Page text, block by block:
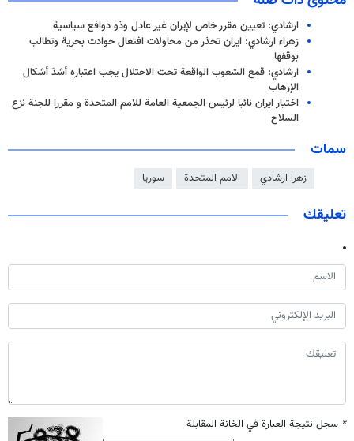
ارشادي: تعيين مقرر خاص لإيران غير عادل وذو دوافع سياسية
زهراء ارشادي: ايران تحذر من محاولات افتعال حوادث بحرية وتطالب
بوقفها
ارشادي: قمع الشعوب الواقعة تحت الاحتلال يجب اعتباره أشدّ أشكال
الإرهاب
اختیار ایران نائبا لرئيس الجمعية العامة للامم المتحدة و مقررا للجنة نزع
السلاح
سمات
زهرا ارشادي الامم المتحدة سوريا
تعليقك
* سجل نتيجة العبارة في الخانة المقابلة